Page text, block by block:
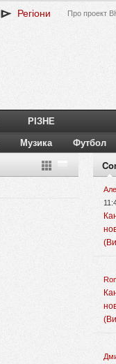
Регіони Про проект
РІЗНЕ
Музика Футбол